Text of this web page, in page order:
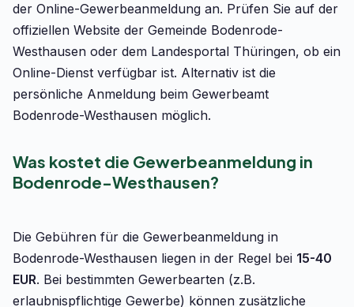
der Online-Gewerbeanmeldung an. Prüfen Sie auf der
offiziellen Website der Gemeinde Bodenrode-
Westhausen oder dem Landesportal Thüringen, ob ein
Online-Dienst verfügbar ist. Alternativ ist die
persönliche Anmeldung beim Gewerbeamt
Bodenrode-Westhausen möglich.
Was kostet die Gewerbeanmeldung in
Bodenrode-Westhausen?
Die Gebühren für die Gewerbeanmeldung in
Bodenrode-Westhausen liegen in der Regel bei 15-40
EUR. Bei bestimmten Gewerbearten (z.B.
erlaubnispflichtige Gewerbe) können zusätzliche